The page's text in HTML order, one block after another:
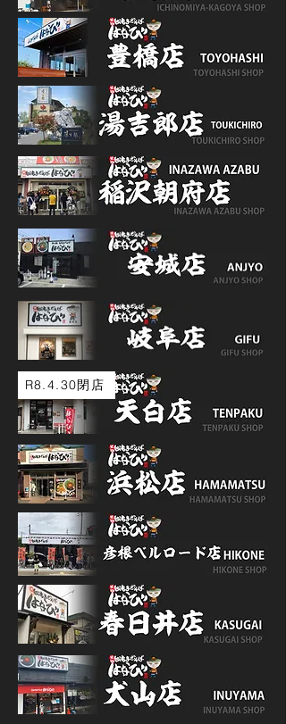
R8.4.30閉店